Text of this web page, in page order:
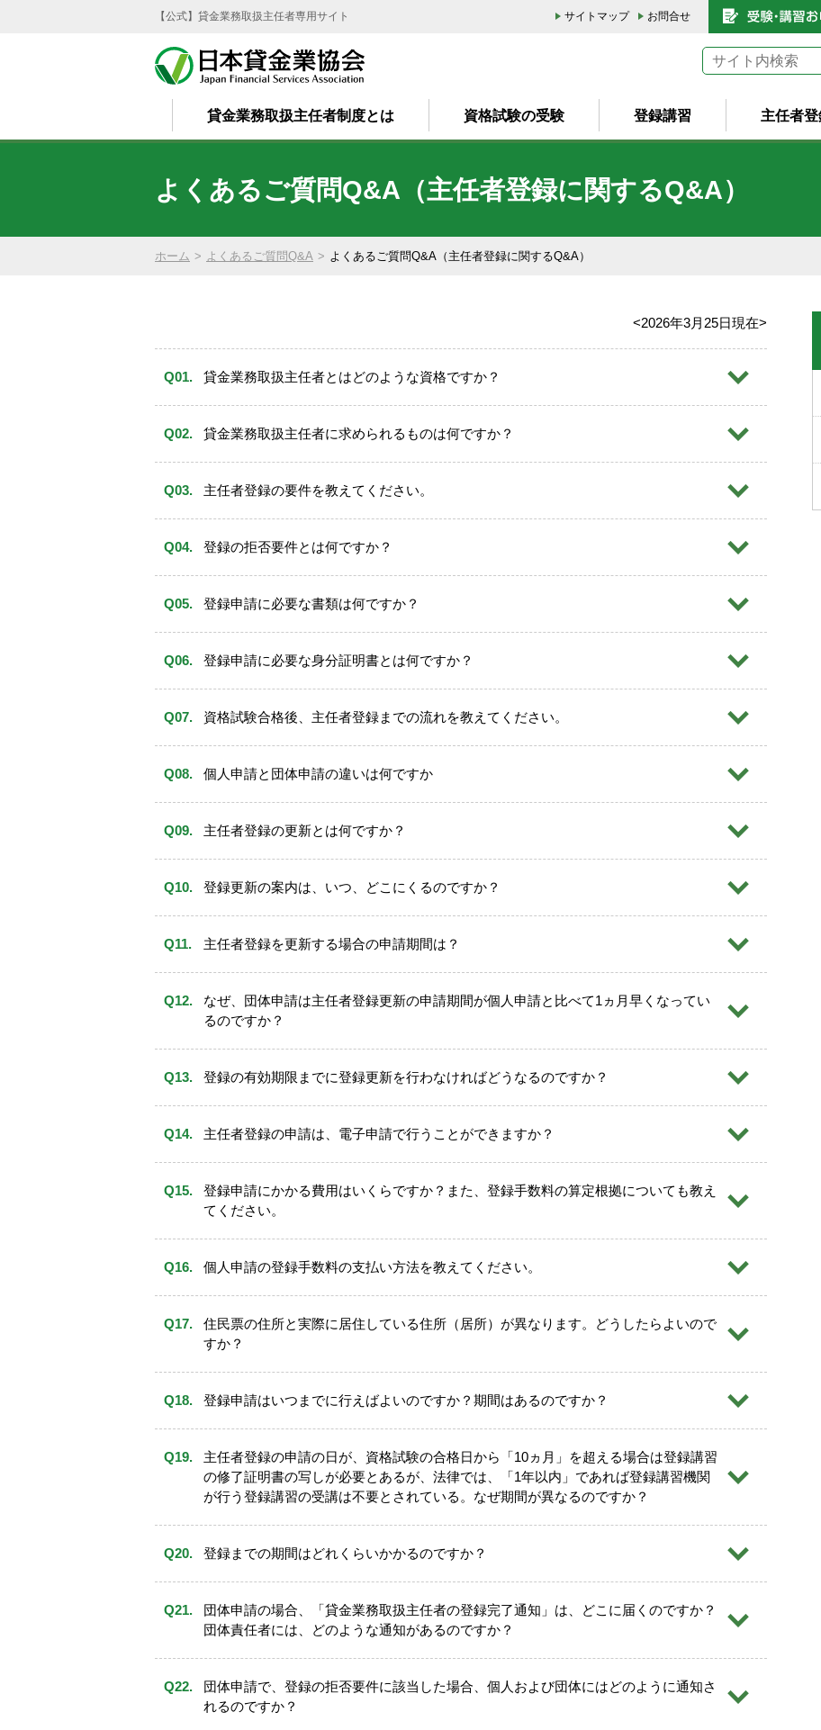
【公式】貸金業務取扱主任者専用サイト サイトマップ お問合せ
貸金業務取扱主任者制度とは 資格試験の受験 登録講習 主任者
よくあるご質問Q&A（主任者登録に関するQ&A）
ホーム よくあるご質問Q&A よくあるご質問Q&A（主任者登録に関するQ&A）
<2026年3月25日現在>
貸金業務取扱主任者とはどのような資格ですか？
貸金業務取扱主任者に求められるものは何ですか？
【参考】貸金業務取扱主任者に関して貸金業者が行うこと
登録を受けた主任者を所定の数（法令で定める数以上）の設置をすることと管轄の財務局長
又は都道府県知事に届出すること
主任者が適切に指導、助言を行うことができるよう必要な配慮（役職員が指導又は助言を受
けた場合、役職員をして、主任者が行う助言を尊重させ、指導に従わせる）を行うこと
せるための必要な措置及び届出を行うこと
貸付条件等の掲示（主任者の氏名を含む）
営業所又は事務所について、法令で定める数の主任者を配置しなかった場合は、監督上の処分
の設置状況とその有効期限の管理を正確に行う必要があります。
主任者登録の要件を教えてください。
登録の拒否要件とは何ですか？
登録申請に必要な書類は何ですか？
署名
登録申請に必要な身分証明書とは何ですか？
資格試験合格後、主任者登録までの流れを教えてください。
個人申請と団体申請の違いは何ですか
主任者登録の更新とは何ですか？
登録更新の案内は、いつ、どこにくるのですか？
登録更新の申請手続きは、初回主任者登録申請の手続きと全く同じです。
ない場合、当該ご案内が届きません。
主任者登録を更新する場合の申請期間は？
なぜ、団体申請は主任者登録更新の申請期間が個人申請と比べて1ヵ月早くなってい
るのですか？
登録の有効期限までに登録更新を行わなければどうなるのですか？
主任者登録の申請は、電子申請で行うことができますか？
登録申請にかかる費用はいくらですか？また、登録手数料の算定根拠についても教え
てください。
個人申請の登録手数料の支払い方法を教えてください。
住民票の住所と実際に居住している住所（居所）が異なります。どうしたらよいので
すか？
下記「作成例」を参照し、「申立書」を登録申請者ご自身で作成してください。
登録申請はいつまでに行えばよいのですか？期間はあるのですか？
主任者登録の申請の日が、資格試験の合格日から「10ヵ月」を超える場合は登録講習
の修了証明書の写しが必要とあるが、法律では、「1年以内」であれば登録講習機関
が行う登録講習の受講は不要とされている。なぜ期間が異なるのですか？
登録までの期間はどれくらいかかるのですか？
団体申請の場合、「貸金業務取扱主任者の登録完了通知」は、どこに届くのですか？
団体責任者には、どのような通知があるのですか？
団体申請で、登録の拒否要件に該当した場合、個人および団体にはどのように通知さ
れるのですか？